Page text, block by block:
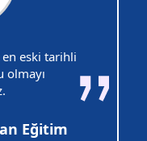
eski tarihli
olmayı
Eğitim